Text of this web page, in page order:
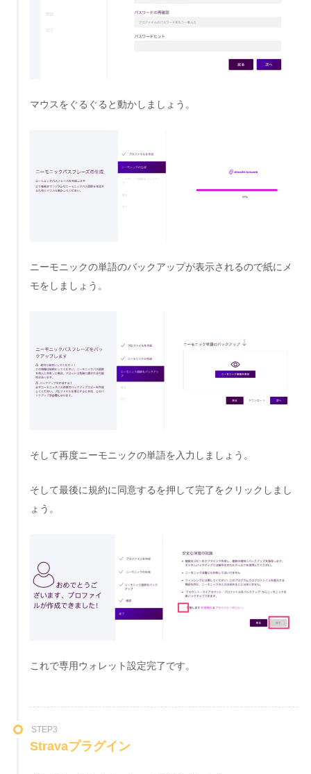
マウスをぐるぐると動かしましょう。
ニーモニックの単語のバックアップが表示されるので紙にメ
モをしましょう。
そして再度ニーモニックの単語を入力しましょう。
そして最後に規約に同意するを押して完了をクリックしまし
ょう。
これで専用ウォレット設定完了です。
STEP3
Stravaプラグイン